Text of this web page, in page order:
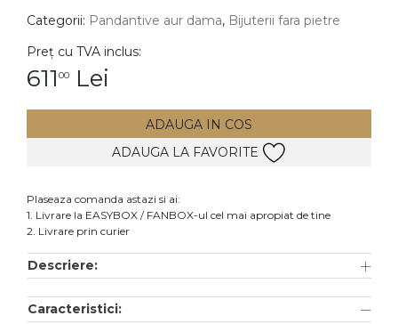
Inele
Cercei
Bratari
Lanturi
Pandantive
Accesorii
Categorii: Pandantive aur dama, Bijuterii fara pietre
Preț cu TVA inclus:
611 00 Lei
ADAUGA IN COS
ADAUGA LA FAVORITE
Plaseaza comanda astazi si ai:
1. Livrare la EASYBOX / FANBOX-ul cel mai apropiat de tine
2. Livrare prin curier
Descriere:
Caracteristici: